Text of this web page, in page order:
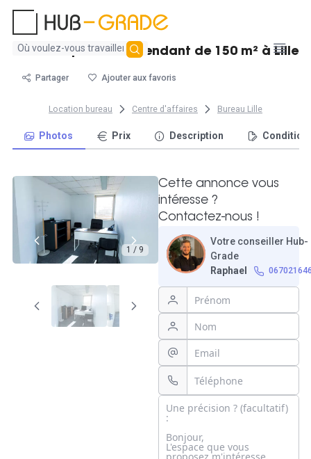
Aucun
trouvé
Grand espace indépendant de 150 m² à Lille
Partager Ajouter aux favoris
Location bureau Centre d'affaires Bureau Lille
Photos Prix Description
1 / 9
Cette annonce vous
intéresse ?
Contactez-nous !
Votre conseiller Hub-
Grade
Raphael